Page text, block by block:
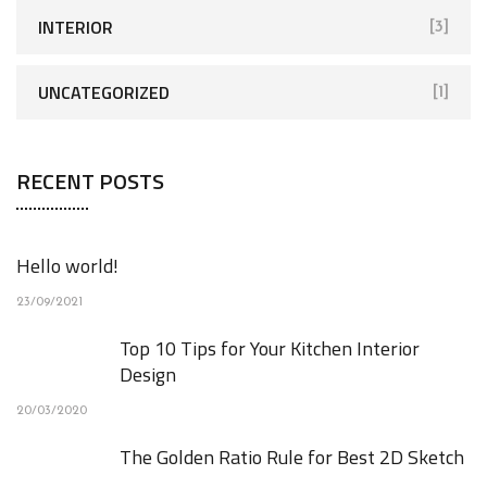
INTERIOR [3]
UNCATEGORIZED [1]
RECENT POSTS
Hello world!
23/09/2021
Top 10 Tips for Your Kitchen Interior
Design
20/03/2020
The Golden Ratio Rule for Best 2D Sketch